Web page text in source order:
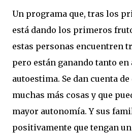
Un programa que, tras los
está dando los primeros
estas personas encuentren
pero están ganando tanto
autoestima. Se dan cuenta
muchas más cosas y que
mayor autonomía. Y sus
positivamente que tengan